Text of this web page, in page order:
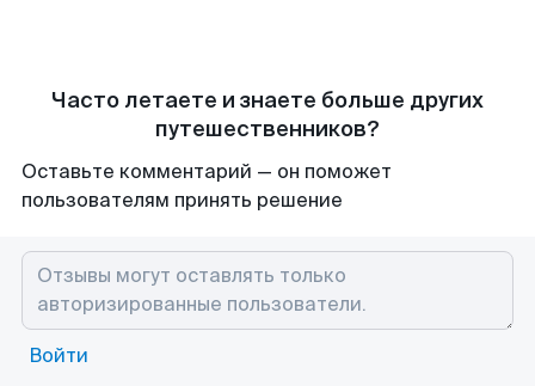
Часто летаете и знаете больше других
путешественников?
Оставьте комментарий — он поможет
пользователям принять решение
Войти